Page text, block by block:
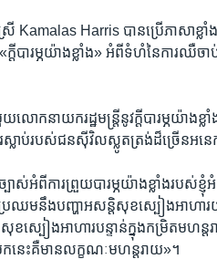
រី Kamalas Harris បាន​ប្រើ​ភាសា​ខ្
បារម្ភ​យ៉ាង​ខ្លាំង» អំពី​ទំហំ​នៃ​ការ​ឈឺច
ោក​នាយករដ្ឋមន្ត្រី​នូវ​ក្ដី​បារម្ភ​យ៉ាង​ខ្
ស្លាប់​របស់​ជន​ស៊ីវិល​ស្លូតត្រង់​ដ៏​ច្រើន​អនេ
ាស់​អំពី​ការ​ព្រួយ​បារម្ភ​យ៉ាង​ខ្លាំង​របស់​ខ្
ម​នឹង​បញ្ហា​អសន្តិសុខ​ស្បៀង​អាហារ​យ៉
បៀង​អាហារ​បន្ទាន់​ក្នុង​កម្រិត​មហន្តរ
ក​នេះ​គឺ​មាន​លក្ខណៈ​មហន្តរាយ»។